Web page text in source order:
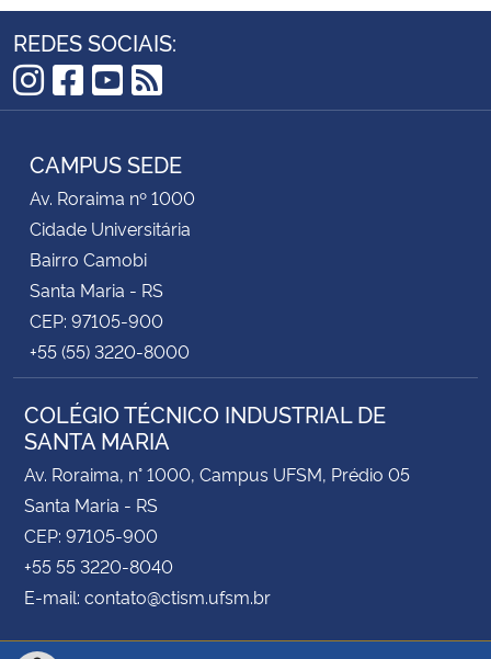
REDES SOCIAIS:
Instagram
Facebook
YouTube
RSS
CAMPUS SEDE
Av. Roraima nº 1000
Cidade Universitária
Bairro Camobi
Santa Maria - RS
CEP: 97105-900
+55 (55) 3220-8000
COLÉGIO TÉCNICO INDUSTRIAL DE
SANTA MARIA
Av. Roraima, n° 1000, Campus UFSM, Prédio 05
Santa Maria - RS
CEP: 97105-900
+55 55 3220-8040
E-mail: contato@ctism.ufsm.br